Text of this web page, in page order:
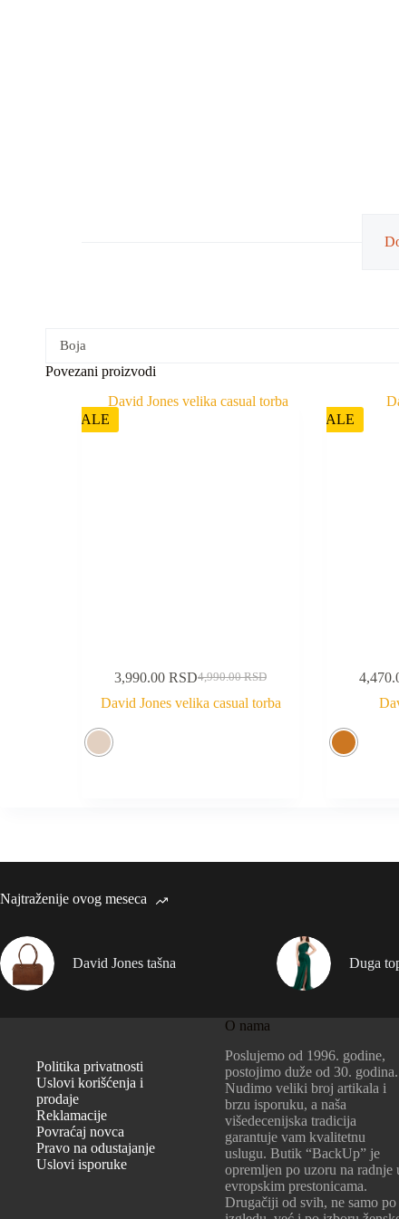
Boja
Povezani proizvodi
SALE
4,990.00RSD
3,990.00 RSD
David Jones velika casual torba
SALE
Najtraženije ovog meseca
David Jones tašna Duga
Politika privatnosti
Uslovi korišćenja i
prodaje
Reklamacije
Povraćaj novca
Pravo na odustajanje
Uslovi isporuke
O nama
Poslujemo od 1996. godine,
postojimo duže od 30. godina.
Nudimo veliki broj artikala i
brzu isporuku, a naša
višedecenijska tradicija
garantuje vam kvalitetnu
uslugu. Butik “BackUp” je
opremljen po uzoru na radnje
evropskim prestonicama.
Drugačiji od svih, ne samo po